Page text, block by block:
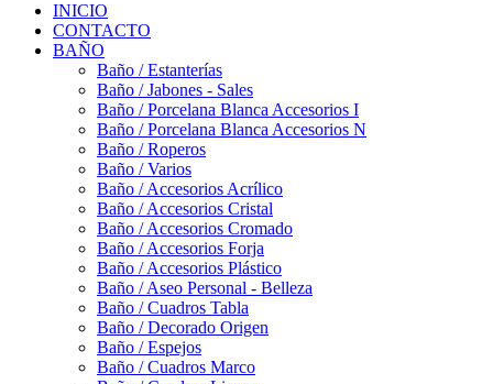
INICIO
CONTACTO
BAÑO
Baño / Estanterías
Baño / Jabones - Sales
Baño / Porcelana Blanca Accesorios I
Baño / Porcelana Blanca Accesorios N
Baño / Roperos
Baño / Varios
Baño / Accesorios Acrílico
Baño / Accesorios Cristal
Baño / Accesorios Cromado
Baño / Accesorios Forja
Baño / Accesorios Plástico
Baño / Aseo Personal - Belleza
Baño / Cuadros Tabla
Baño / Decorado Origen
Baño / Espejos
Baño / Cuadros Marco